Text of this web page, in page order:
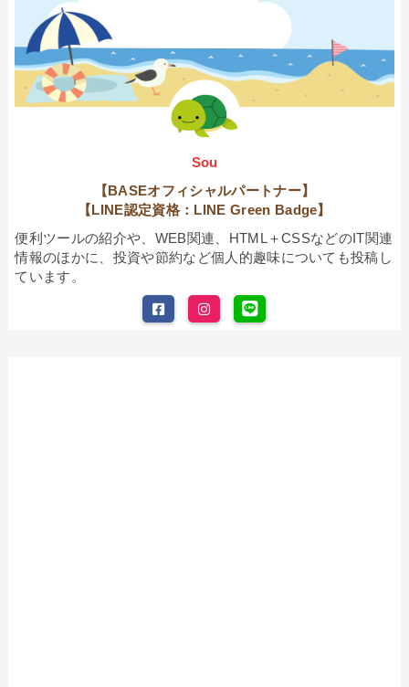
Sou
【BASEオフィシャルパートナー】
【LINE認定資格：LINE Green Badge】
便利ツールの紹介や、WEB関連、HTML＋CSSなどのIT関連
情報のほかに、投資や節約など個人的趣味についても投稿し
ています。